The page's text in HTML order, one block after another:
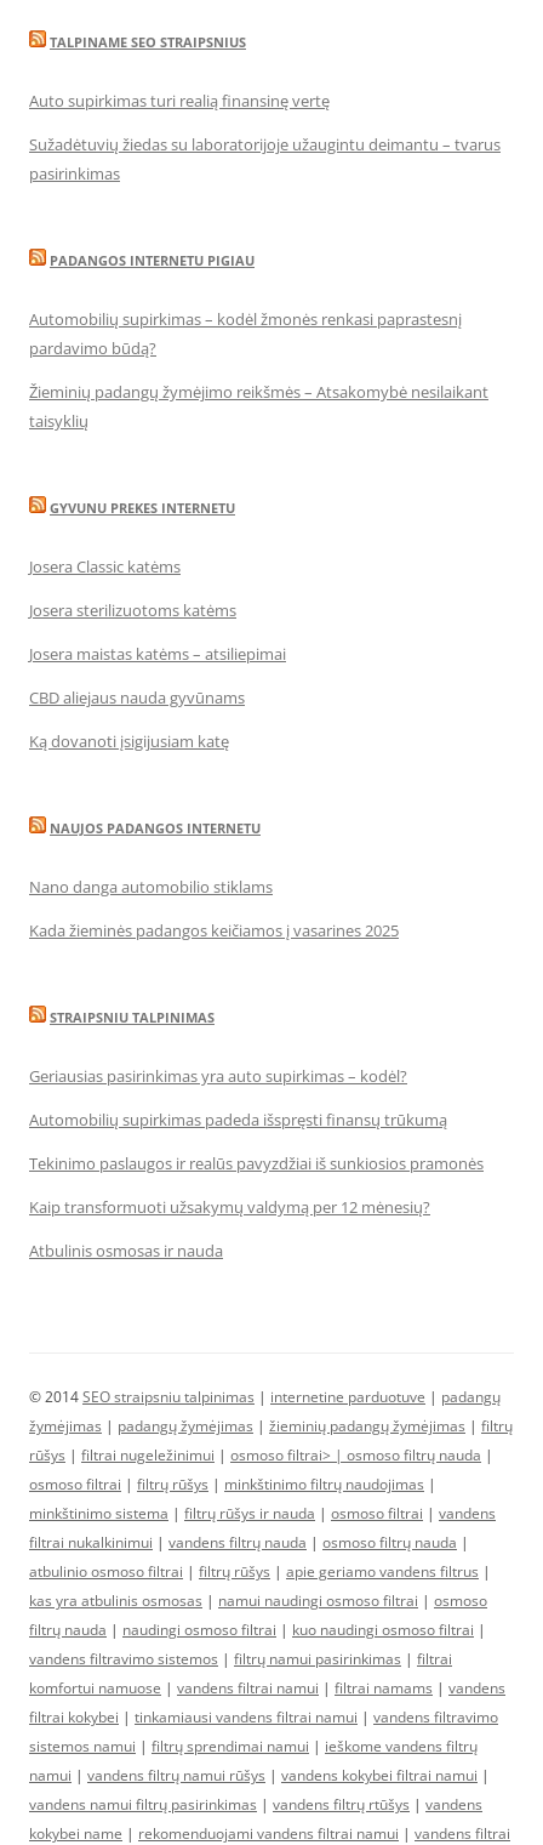
TALPINAME SEO STRAIPSNIUS
Auto supirkimas turi realią finansinę vertę
Sužadėtuvių žiedas su laboratorijoje užaugintu deimantu – tvarus
pasirinkimas
PADANGOS INTERNETU PIGIAU
Automobilių supirkimas – kodėl žmonės renkasi paprastesnį
pardavimo būdą?
Žieminių padangų žymėjimo reikšmės – Atsakomybė nesilaikant
taisyklių
GYVUNU PREKES INTERNETU
Josera Classic katėms
Josera sterilizuotoms katėms
Josera maistas katėms – atsiliepimai
CBD aliejaus nauda gyvūnams
Ką dovanoti įsigijusiam katę
NAUJOS PADANGOS INTERNETU
Nano danga automobilio stiklams
Kada žieminės padangos keičiamos į vasarines 2025
STRAIPSNIU TALPINIMAS
Geriausias pasirinkimas yra auto supirkimas – kodėl?
Automobilių supirkimas padeda išspręsti finansų trūkumą
Tekinimo paslaugos ir realūs pavyzdžiai iš sunkiosios pramonės
Kaip transformuoti užsakymų valdymą per 12 mėnesių?
Atbulinis osmosas ir nauda
© 2014SEO straipsniu talpinimas | internetine parduotuve | padangų
žymėjimas | padangų žymėjimas | žieminių padangų žymėjimas | filtrų
rūšys | filtrai nugeležinimui | osmoso filtrai> | osmoso filtrų nauda |
osmoso filtrai | filtrų rūšys | minkštinimo filtrų naudojimas |
minkštinimo sistema | filtrų rūšys ir nauda | osmoso filtrai | vandens
filtrai nukalkinimui | vandens filtrų nauda | osmoso filtrų nauda |
atbulinio osmoso filtrai | filtrų rūšys | apie geriamo vandens filtrus |
kas yra atbulinis osmosas | namui naudingi osmoso filtrai | osmoso
filtrų nauda | naudingi osmoso filtrai | kuo naudingi osmoso filtrai |
vandens filtravimo sistemos | filtrų namui pasirinkimas | filtrai
komfortui namuose | vandens filtrai namui | filtrai namams | vandens
filtrai kokybei | tinkamiausi vandens filtrai namui | vandens filtravimo
sistemos namui | filtrų sprendimai namui | ieškome vandens filtrų
namui | vandens filtrų namui rūšys | vandens kokybei filtrai namui |
vandens namui filtrų pasirinkimas | vandens filtrų rtūšys | vandens
kokybei name | rekomenduojami vandens filtrai namui | vandens filtrai